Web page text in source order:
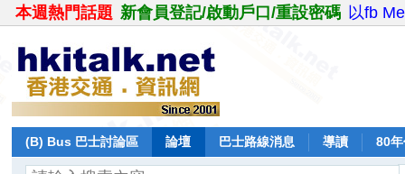
本週熱門話題 新會員登記/啟動戶口/重設密碼 以fb
(B) Bus 巴士討論區 論壇 巴士路線消息 導讀 80